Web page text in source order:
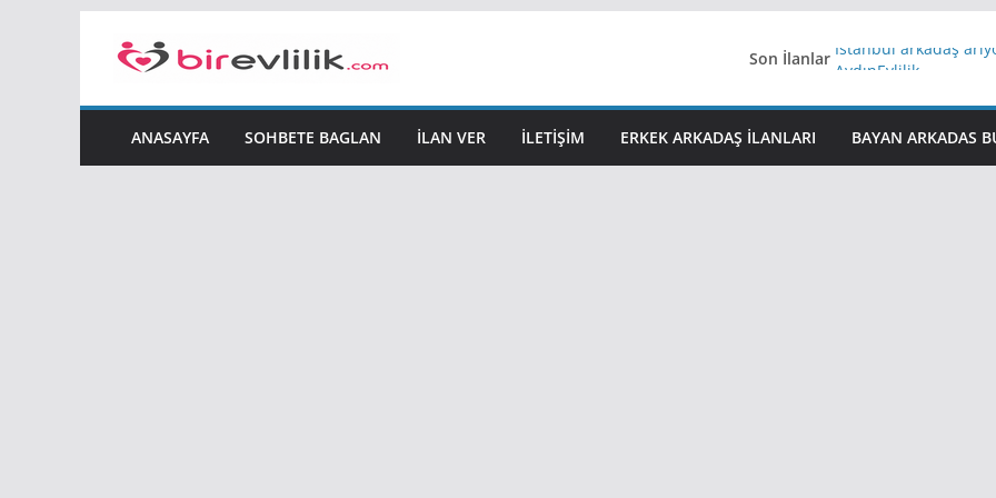
Son İlanlar İstanbul arkadaş
Yeni Bir Aşk Lazım
iş arayanlara iş
ANASAYFA SOHBETE BAGLAN İLAN VER İLETIŞIM ERKEK ARKADAŞ ILANLARI BAYAN ARKADAS